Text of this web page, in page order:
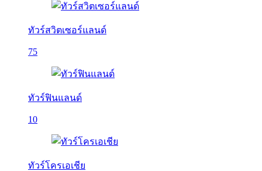
ทัวร์สวิตเซอร์แลนด์
75
ทัวร์ฟินแลนด์
10
ทัวร์โครเอเชีย